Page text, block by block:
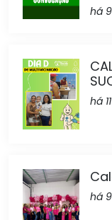
há
há
há